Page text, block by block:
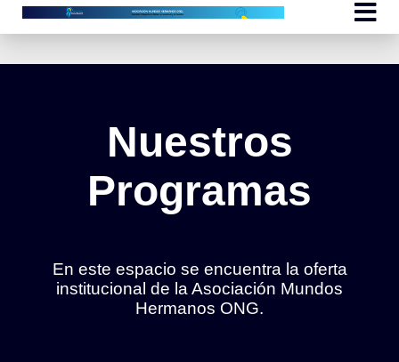
Nuestros
Programas
En este espacio se encuentra la oferta
institucional de la Asociación Mundos
Hermanos ONG.